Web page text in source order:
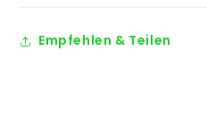
Empfehlen & Teilen